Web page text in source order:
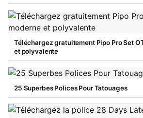
Téléchargez gratuitement Pipo Pro Set
et polyvalente
25 Superbes Polices Pour Tatouages